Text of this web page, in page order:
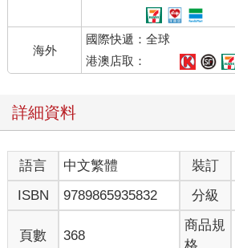
「何適！」謝雅琪快步走上前去，站在他
答我，為什麼你騙我？」
他抬起左手，看了一下腕表，「現在一點
兩點的票，再不走就來不及了。」
不過，他敷衍她也不是一次兩次了。謝雅
瞎了哪隻眼睛，居然看上了他。那個時候
裡出來回教室，一邊走一邊用面紙擦拭著
前面拐角處有一個男孩，探出半個身子，
不在看她，邪氣地勾唇一笑，又帶著幾分
袋轟一聲就停滯住了，視線再也離不開他
琢的臉，膚色白皙，雙鳳眼，眼梢微挑，
深潭深不見底，鼻樑挺直，唇色是健康的
海外
國際快遞：全球
港澳店取：
詳細資料
語言 中文繁體 裝訂
ISBN
9789865935832 分級
頁數 368
商品規